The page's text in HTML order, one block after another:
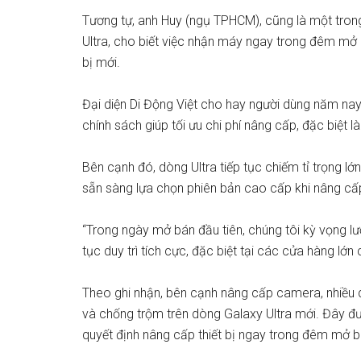
Tương tự, anh Huy (ngụ TPHCM), cũng là một
Ultra, cho biết việc nhận máy ngay trong đêm
bị mới.
Đại diện Di Động Việt cho hay người dùng năm
chính sách giúp tối ưu chi phí nâng cấp, đặc biệt
Bên cạnh đó, dòng Ultra tiếp tục chiếm tỉ trọng
sẵn sàng lựa chọn phiên bản cao cấp khi nâng
“Trong ngày mở bán đầu tiên, chúng tôi kỳ vọng
tục duy trì tích cực, đặc biệt tại các cửa hàng lớn
Theo ghi nhận, bên cạnh nâng cấp camera,
và chống trộm trên dòng Galaxy Ultra mới. Đây
quyết định nâng cấp thiết bị ngay trong đêm mở